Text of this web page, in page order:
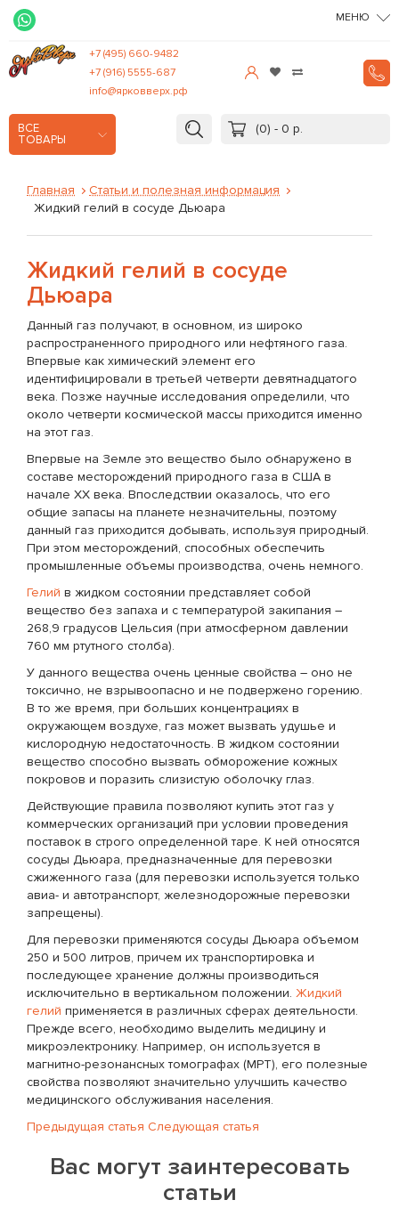
МЕНЮ
+7 (495) 660-9482
+7 (916) 5555-687
info@ярковверх.рф
ВСЕ
ТОВАРЫ
(0) - 0 р.
Главная
Статьи и полезная информация
Жидкий гелий в сосуде Дьюара
Жидкий гелий в сосуде
Дьюара
Данный газ получают, в основном, из широко
распространенного природного или нефтяного газа.
Впервые как химический элемент его
идентифицировали в третьей четверти девятнадцатого
века. Позже научные исследования определили, что
около четверти космической массы приходится именно
на этот газ.
Впервые на Земле это вещество было обнаружено в
составе месторождений природного газа в США в
начале XX века. Впоследствии оказалось, что его
общие запасы на планете незначительны, поэтому
данный газ приходится добывать, используя природный.
При этом месторождений, способных обеспечить
промышленные объемы производства, очень немного.
Гелий в жидком состоянии представляет собой
вещество без запаха и с температурой закипания –
268,9 градусов Цельсия (при атмосферном давлении
760 мм ртутного столба).
У данного вещества очень ценные свойства – оно не
токсично, не взрывоопасно и не подвержено горению.
В то же время, при больших концентрациях в
окружающем воздухе, газ может вызвать удушье и
кислородную недостаточность. В жидком состоянии
вещество способно вызвать обморожение кожных
покровов и поразить слизистую оболочку глаз.
Действующие правила позволяют купить этот газ у
коммерческих организаций при условии проведения
поставок в строго определенной таре. К ней относятся
сосуды Дьюара, предназначенные для перевозки
сжиженного газа (для перевозки используется только
авиа- и автотранспорт, железнодорожные перевозки
запрещены).
Для перевозки применяются сосуды Дьюара объемом
250 и 500 литров, причем их транспортировка и
последующее хранение должны производиться
исключительно в вертикальном положении. Жидкий
гелий применяется в различных сферах деятельности.
Прежде всего, необходимо выделить медицину и
микроэлектронику. Например, он используется в
магнитно-резонансных томографах (МРТ), его полезные
свойства позволяют значительно улучшить качество
медицинского обслуживания населения.
Предыдущая статья Следующая статья
Вас могут заинтересовать
статьи